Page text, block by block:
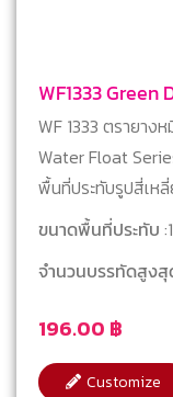
WF1333 Green
196.00 ฿
WF 1333 ตรายาง
Water Float
พื้นที่ประทับรูปสี่เห
ขนาดพื้นที่ประทับ
จำนวนบรรทัดสูง
Customize